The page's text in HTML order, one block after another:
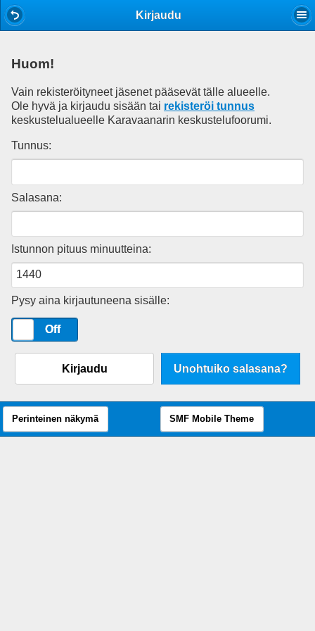
Kirjaudu
Huom!
Vain rekisteröityneet jäsenet pääsevät tälle alueelle.
Ole hyvä ja kirjaudu sisään tai rekisteröi tunnus
keskustelualueelle Karavaanarin keskustelufoorumi.
Tunnus:
Salasana:
Istunnon pituus minuutteina:
Pysy aina kirjautuneena sisälle:
Off
Kirjaudu Unohtuiko salasana?
Perinteinen näkymä SMF Mobile Theme